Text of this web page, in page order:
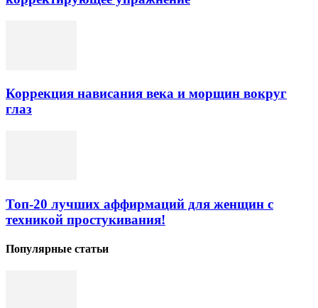
Коррекция нависания века и морщин вокруг
глаз
Топ-20 лучших аффирмаций для женщин с
техникой простукивания!
Популярные статьи